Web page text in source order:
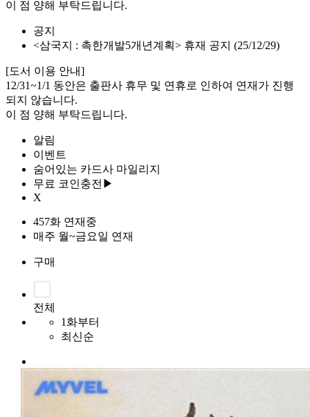
이 점 양해 부탁드립니다.
공지
<삼국지 : 촉한개발5개년계획> 휴재 공지 (25/12/29)
[도서 이용 안내]
12/31~1/1 동안은 출판사 휴무 및 연휴로 인하여 연재가 진행
되지 않습니다.
이 점 양해 부탁드립니다.
알림
이벤트
숨어있는 카드사 마일리지
무료 코인충전▶
X
457화 연재중
매주 월~금요일 연재
구매
전체
1화부터
최신순